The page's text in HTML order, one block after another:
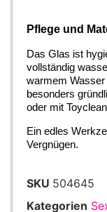
Pflege und
Das Glas ist
vollständig
warmem
besonders
oder mit
Ein edles
Vergnügen.
SKU 504645
Kategorien